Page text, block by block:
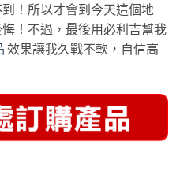
！所以才會到今天這個地
！不過，最後用必利吉幫我
效果讓我久戰不軟，自信高